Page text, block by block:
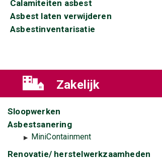
Calamiteiten asbest
Asbest laten verwijderen
Asbestinventarisatie
Zakelijk
Sloopwerken
Asbestsanering
MiniContainment
Renovatie/ herstelwerkzaamheden